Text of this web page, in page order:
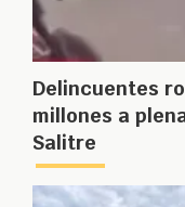
Delincuentes
millones a
Salitre